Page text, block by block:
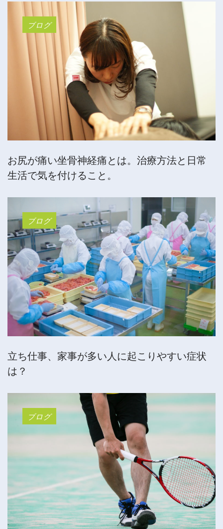
ブログ
お尻が痛い坐骨神経痛とは。治療方法と日常
生活で気を付けること。
ブログ
立ち仕事、家事が多い人に起こりやすい症状
は？
ブログ